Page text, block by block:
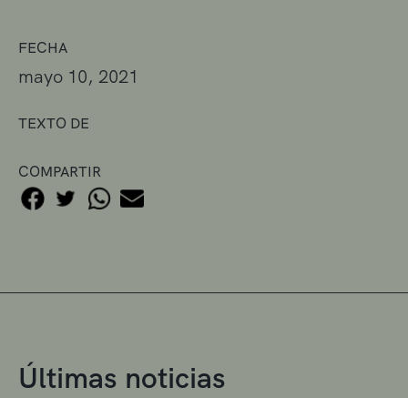
FECHA
mayo 10, 2021
TEXTO DE
COMPARTIR
Últimas noticias